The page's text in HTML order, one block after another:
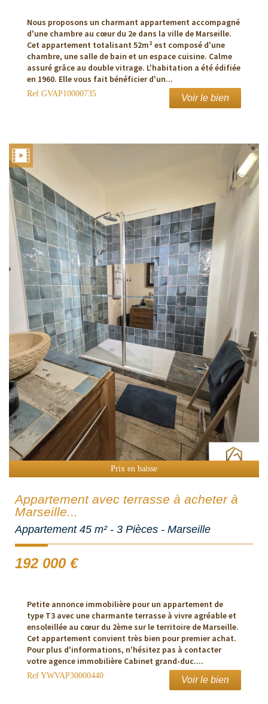
Nous proposons un charmant appartement accompagné
d'une chambre au cœur du 2e dans la ville de Marseille.
Cet appartement totalisant 52m² est composé d'une
chambre, une salle de bain et un espace cuisine. Calme
assuré grâce au double vitrage. L'habitation a été édifiée
en 1960. Elle vous fait bénéficier d'un...
Ref GVAP10000735 Voir le bien
Prix en baisse
Appartement avec terrasse à acheter à
Marseille...
Appartement 45 m² - 3 Pièces - Marseille
192 000 €
Petite annonce immobilière pour un appartement de
type T3 avec une charmante terrasse à vivre agréable et
ensoleillée au cœur du 2ème sur le territoire de Marseille.
Cet appartement convient très bien pour premier achat.
Pour plus d'informations, n'hésitez pas à contacter
votre agence immobilière Cabinet grand-duc....
Ref YWVAP30000440 Voir le bien